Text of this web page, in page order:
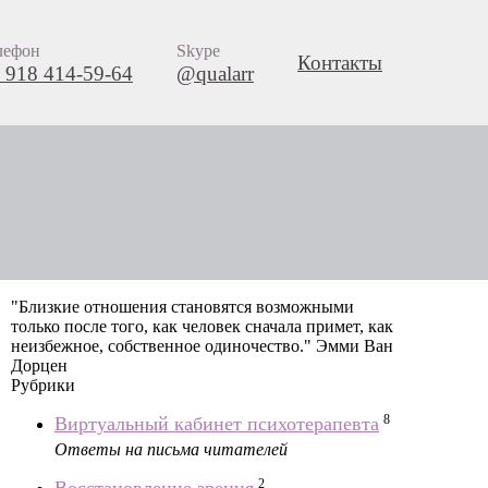
918 414-59-64
Skype
@qualarr Контакты
"Близкие отношения становятся возможными
только после того, как человек сначала примет, как
неизбежное, собственное одиночество." Эмми Ван
Дорцен
Рубрики
Виртуальный кабинет психотерапевта 8
Ответы на письма читателей
2